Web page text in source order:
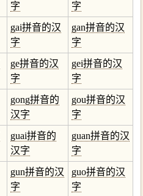
字
字
gai拼音的汉
字
gan拼音的汉
字
ge拼音的汉
字
gei拼音的汉
字
gong拼音的
汉字
gou拼音的汉
字
guai拼音的
汉字
guan拼音的汉
字
gun拼音的汉
字
guo拼音的汉
字